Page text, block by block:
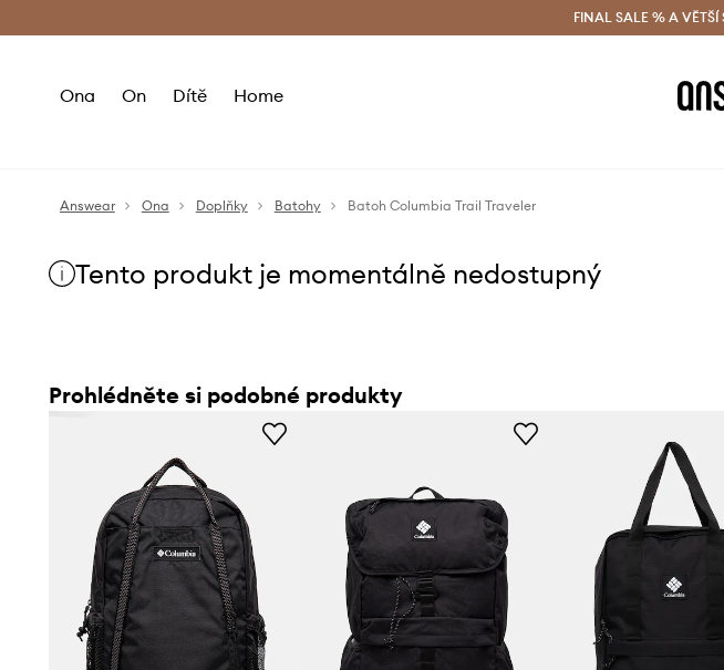
Doručení a vrácení zdarma (od 1800 Kč)
FINAL SALE % A
Ona On Dítě Home
Answear Ona Doplňky Batohy Batoh Columbia Trail Traveler
Tento produkt je momentálně nedostupný
Prohlédněte si podobné produkty